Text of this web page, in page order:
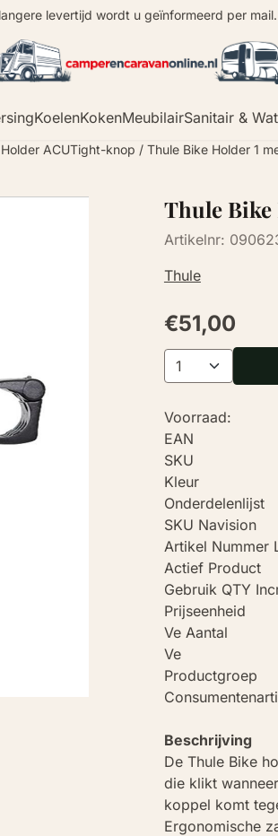
levertijd wordt u geïnformeerd per mail.
KoelenKokenMeubilairSanitair &
ACUTight-knop / Thule Bike Holder 1
Thule
Artikelnr:
Thule
€51,00
Aantal
Voorraad:
EAN
SKU
Kleur
Onderdelenlijst
SKU Navision
Artikel Nummer
Actief Product
Gebruik QTY
Prijseenheid
Ve Aantal
Ve
Productgroep
Beschrijving
De Thule Bike
die klikt
koppel komt
Ergonomische